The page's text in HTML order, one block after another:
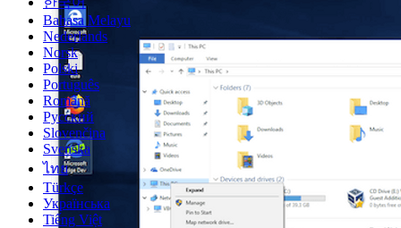
Bahasa Melayu
Nederlands
Norsk
Polski
Português
Română
Русский
Slovenčina
Svenska
ไทย
Türkçe
Українська
Tiếng Việt